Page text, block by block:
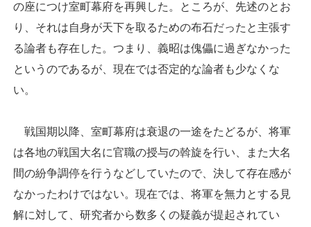
の座につけ室町幕府を再興した。ところが、先述のとお
り、それは自身が天下を取るための布石だったと主張す
る論者も存在した。つまり、義昭は傀儡に過ぎなかった
というのであるが、現在では否定的な論者も少なくな
い。
戦国期以降、室町幕府は衰退の一途をたどるが、将軍
は各地の戦国大名に官職の授与の斡旋を行い、また大名
間の紛争調停を行うなどしていたので、決して存在感が
なかったわけではない。現在では、将軍を無力とする見
解に対して、研究者から数多くの疑義が提起されてい